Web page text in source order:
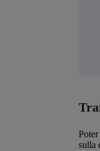
sulla